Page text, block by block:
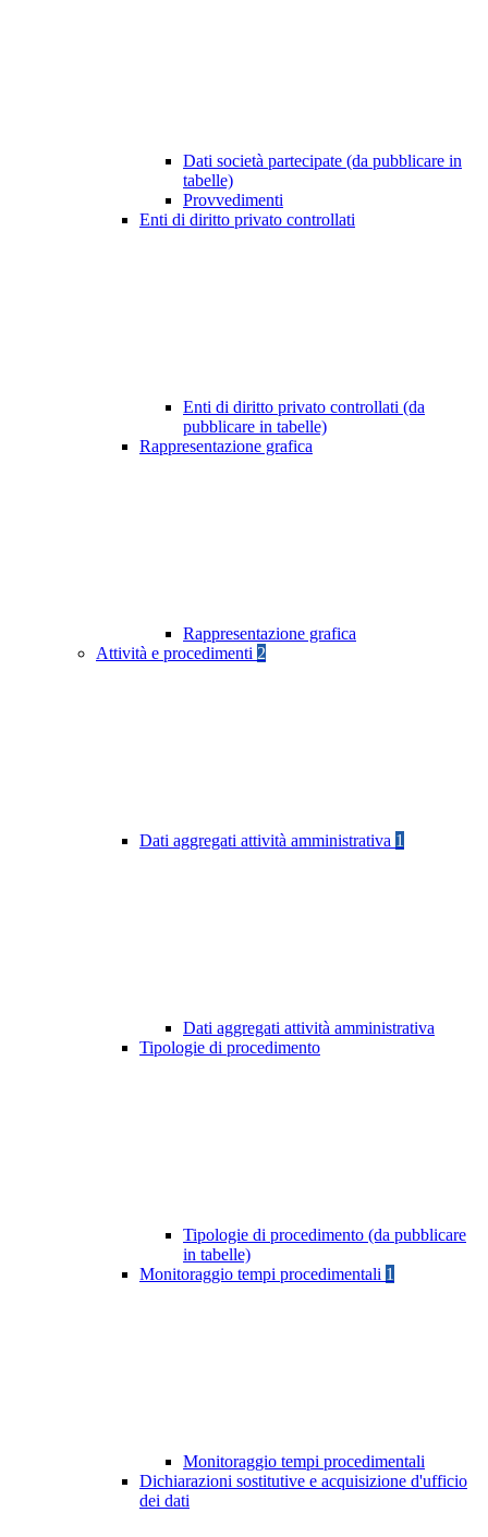
Dati società partecipate (da pubblicare in
tabelle)
Provvedimenti
Enti di diritto privato controllati
Enti di diritto privato controllati (da
pubblicare in tabelle)
Rappresentazione grafica
Rappresentazione grafica
Attività e procedimenti 2
Dati aggregati attività amministrativa 1
Dati aggregati attività amministrativa
Tipologie di procedimento
Tipologie di procedimento (da pubblicare
in tabelle)
Monitoraggio tempi procedimentali 1
Monitoraggio tempi procedimentali
Dichiarazioni sostitutive e acquisizione d'ufficio
dei dati